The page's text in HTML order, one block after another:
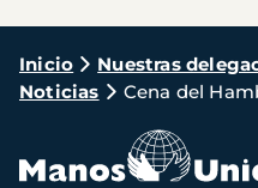
Ruta
de
navegación
Inicio Nuestras
Noticias
Cena del